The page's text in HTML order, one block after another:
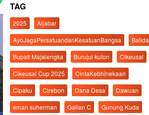
TAG
2025
Aljabar
AyoJagaPersatuandanKesatuanBangsa
Balida
Bupati Majalengka
Burujul kulon
Cikeusal
Cikeusal Cup 2025
CintaKebhinekaan
Cipaku
Cirebon Dana Desa
Dawuan
eman suherman
Galian C
Gunung Kuda